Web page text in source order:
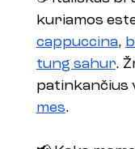
kuriamos
cappuccina,
tung sahur.
patinkančius
mes.